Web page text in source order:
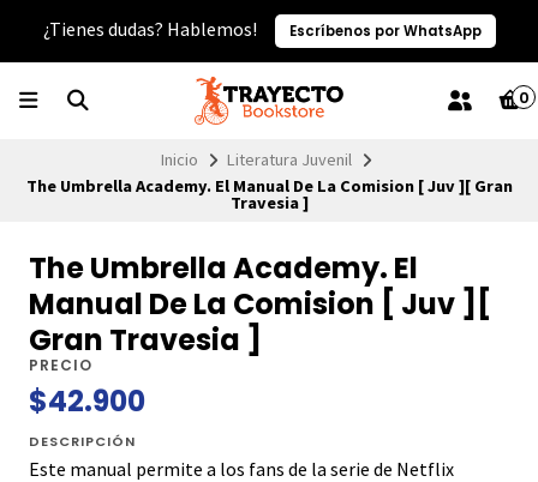
¿Tienes dudas? Hablemos! Escríbenos por WhatsApp
0
Inicio
Literatura Juvenil
The Umbrella Academy. El Manual De La Comision [ Juv ][ Gran
Travesia ]
The Umbrella Academy. El
Manual De La Comision [ Juv ][
Gran Travesia ]
PRECIO
$42.900
DESCRIPCIÓN
Este manual permite a los fans de la serie de Netflix